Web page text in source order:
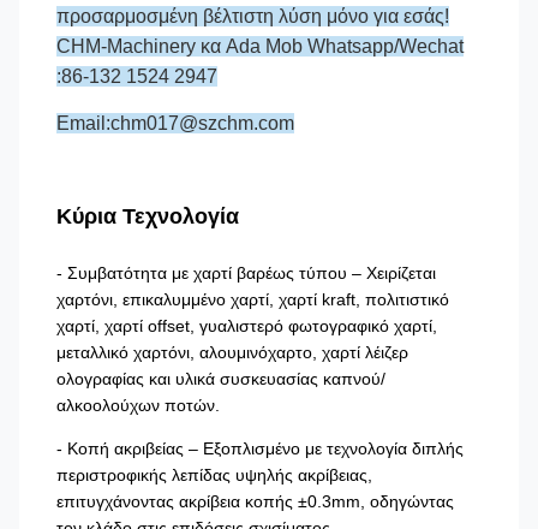
προσαρμοσμένη βέλτιστη λύση μόνο για εσάς!
CHM-Machinery κα Ada Mob Whatsapp/Wechat
:86-132 1524 2947
Email:chm017@szchm.com
Κύρια Τεχνολογία
- Συμβατότητα με χαρτί βαρέως τύπου – Χειρίζεται
χαρτόνι, επικαλυμμένο χαρτί, χαρτί kraft, πολιτιστικό
χαρτί, χαρτί offset, γυαλιστερό φωτογραφικό χαρτί,
μεταλλικό χαρτόνι, αλουμινόχαρτο, χαρτί λέιζερ
ολογραφίας και υλικά συσκευασίας καπνού/
αλκοολούχων ποτών.
- Κοπή ακριβείας – Εξοπλισμένο με τεχνολογία διπλής
περιστροφικής λεπίδας υψηλής ακρίβειας,
επιτυγχάνοντας ακρίβεια κοπής ±0.3mm, οδηγώντας